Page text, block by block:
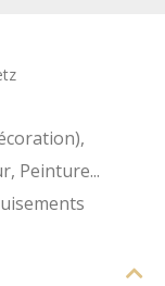
Peinture...